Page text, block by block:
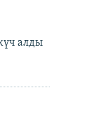
алды